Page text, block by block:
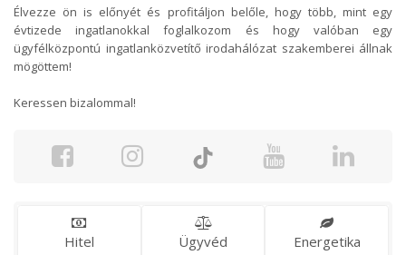
Élvezze ön is előnyét és profitáljon belőle, hogy több, mint egy
évtizede ingatlanokkal foglalkozom és hogy valóban egy
ügyfélközpontú ingatlanközvetítő irodahálózat szakemberei állnak
mögöttem!
Keressen bizalommal!
Hitel Ügyvéd Energetika